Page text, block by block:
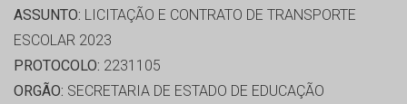
ASSUNTO: LICITAÇÃO E CONTRATO DE TRANSPORTE
ESCOLAR 2023
PROTOCOLO: 2231105
ORGÃO: SECRETARIA DE ESTADO DE EDUCAÇÃO